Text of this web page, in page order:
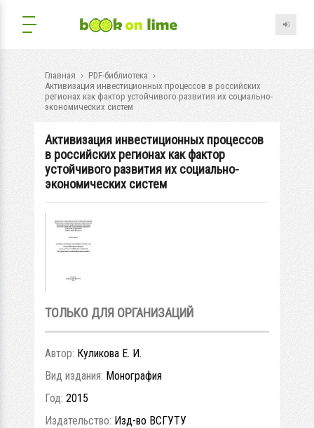
Главная
PDF-библиотека
Активизация инвестиционных процессов в российских
регионах как фактор устойчивого развития их социально-
экономических систем
Активизация инвестиционных процессов
в российских регионах как фактор
устойчивого развития их социально-
экономических систем
ТОЛЬКО ДЛЯ ОРГАНИЗАЦИЙ
Автор: Куликова Е. И.
Вид издания: Монография
Год: 2015
Издательство: Изд-во ВСГУТУ